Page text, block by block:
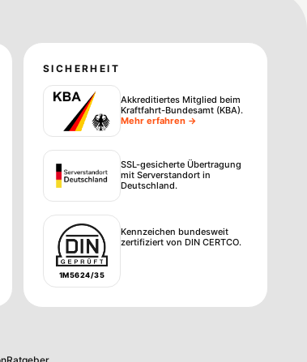
SICHERHEIT
Akkreditiertes Mitglied beim
Kraftfahrt-Bundesamt (KBA).
Mehr erfahren →
SSL-gesicherte Übertragung
mit Serverstandort in
Deutschland.
1M5624/35
Kennzeichen bundesweit
zertifiziert von DIN CERTCO.